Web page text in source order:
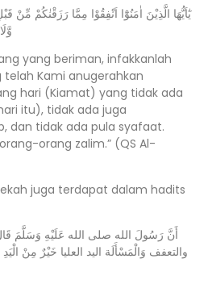
يٰٓاَيُّهَا الَّذِيْنَ اٰمَنُوْٓا اَنْفِقُوْا مِمَّا رَزَقْنٰكُمْ مِّنْ
yang beriman, infakkanlah
telah Kami anugerahkan
hari (Kiamat) yang tidak ada
itu), tidak ada juga
dan tidak ada pula syafaat.
orang zalim.” (QS Al-
juga terdapat dalam hadits
أَنَّ رَسُولَ الله صلى الله عَلَيْهِ وَسَلَّمَ
والتعفف وَالْمَسْأَلَة اليد العليا خَيْرٌ مِنْ